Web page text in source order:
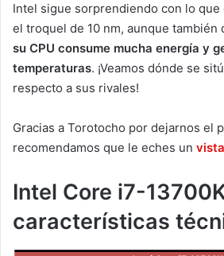
Intel sigue sorprendiendo con lo que
el troquel de 10 nm, aunque también
su CPU consume mucha energía y
temperaturas. ¡Veamos dónde se
respecto a sus rivales!
Gracias a Torotocho por dejarnos el
recomendamos que le eches un
Intel Core i7-
características